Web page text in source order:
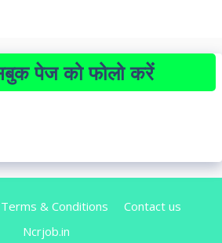
पेज को फोलो करें
Terms & Conditions
Contact us
Ncrjob.in